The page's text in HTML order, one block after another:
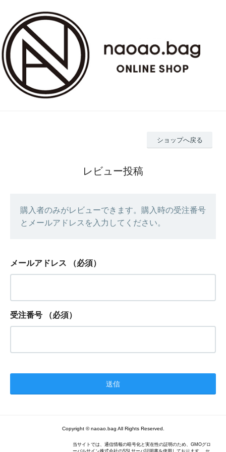
ショップへ戻る
レビュー投稿
購入者のみがレビューできます。購入時の受注番号
とメールアドレスを入力してください。
メールアドレス （必須）
受注番号 （必須）
Copyright © naoao.bag All Rights Reserved.
当サイトでは、通信情報の暗号化と実在性の証明のため、GMOグロ
ーバルサイン株式会社のSSLサーバ証明書を使用しております。 セ